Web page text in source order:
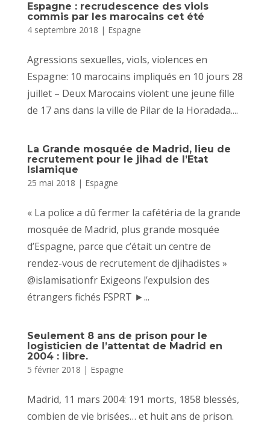
Espagne : recrudescence des viols
commis par les marocains cet été
4 septembre 2018 | Espagne
Agressions sexuelles, viols, violences en
Espagne: 10 marocains impliqués en 10 jours 28
juillet – Deux Marocains violent une jeune fille
de 17 ans dans la ville de Pilar de la Horadada....
La Grande mosquée de Madrid, lieu de
recrutement pour le jihad de l’Etat
Islamique
25 mai 2018 | Espagne
« La police a dû fermer la cafétéria de la grande
mosquée de Madrid, plus grande mosquée
d’Espagne, parce que c’était un centre de
rendez-vous de recrutement de djihadistes »
@islamisationfr Exigeons l’expulsion des
étrangers fichés FSPRT ►...
Seulement 8 ans de prison pour le
logisticien de l’attentat de Madrid en
2004 : libre.
5 février 2018 | Espagne
Madrid, 11 mars 2004: 191 morts, 1858 blessés,
combien de vie brisées… et huit ans de prison.